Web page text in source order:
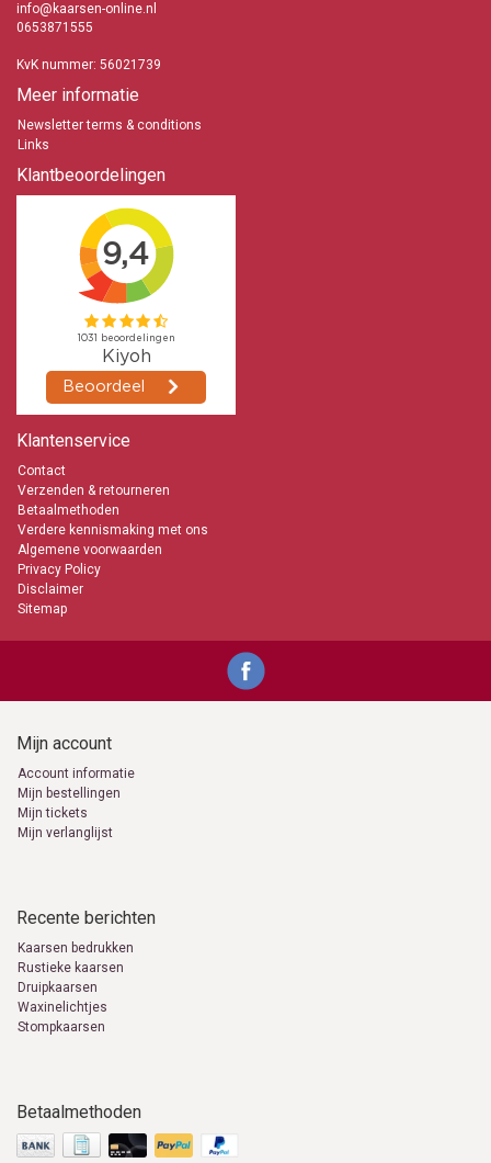
info@kaarsen-online.nl
0653871555
KvK nummer: 56021739
Meer informatie
Newsletter terms & conditions
Links
Klantbeoordelingen
Klantenservice
Contact
Verzenden & retourneren
Betaalmethoden
Verdere kennismaking met ons
Algemene voorwaarden
Privacy Policy
Disclaimer
Sitemap
Mijn account
Account informatie
Mijn bestellingen
Mijn tickets
Mijn verlanglijst
Recente berichten
Kaarsen bedrukken
Rustieke kaarsen
Druipkaarsen
Waxinelichtjes
Stompkaarsen
Betaalmethoden